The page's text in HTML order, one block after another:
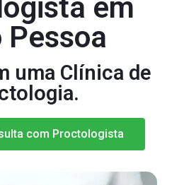
em
Pessoa
uma Clínica de
com Proctologista